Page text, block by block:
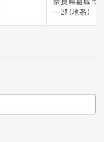
一部（地番）